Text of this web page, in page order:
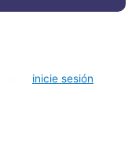
inicie sesión